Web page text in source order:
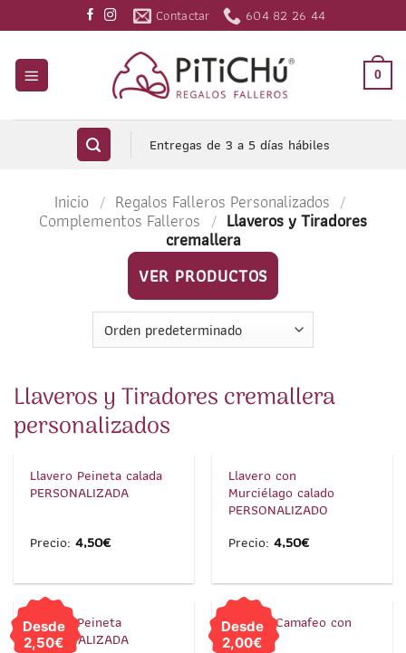
al
contenido
Contactar 604 82 26 44
0
Entregas de 3 a 5 días hábiles
Inicio / Regalos Falleros Personalizados /
Complementos Falleros / Llaveros y Tiradores
cremallera
VER PRODUCTOS
Llaveros y Tiradores cremallera
personalizados
1/
Llavero Peineta calada
PERSONALIZADA
Precio:4,50€
Llavero con
Murciélago calado
PERSONALIZADO
Precio:4,50€
Desde
2,50€
1/2
Llavero Peineta
PERSONALIZADA
Desde
2,00€
1/1
Llavero Camafeo con
Fallera